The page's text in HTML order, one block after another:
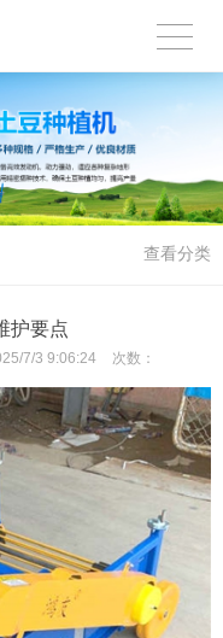
查看分类
护要点
7/3 9:06:24 次数：